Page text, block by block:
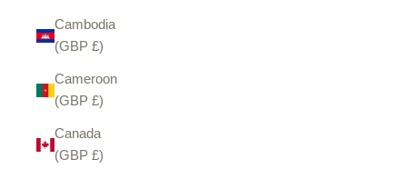
Cambodia
(GBP £)
Cameroon
(GBP £)
Canada
(GBP £)